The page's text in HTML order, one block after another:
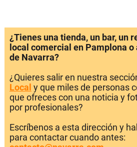
¿Tienes una tienda, un bar, un
local comercial en Pamplona
de Navarra?
¿Quieres salir en nuestra
Local y que miles de personas
que ofreces con una noticia y
por profesionales?
Escríbenos a esta dirección y
para contactar cuando antes: